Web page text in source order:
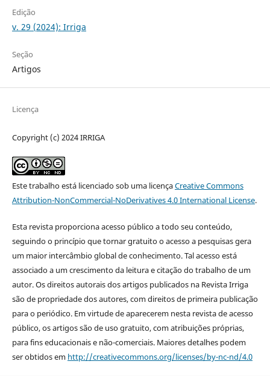
Edição
v. 29 (2024): Irriga
Seção
Artigos
Licença
Copyright (c) 2024 IRRIGA
Este trabalho está licenciado sob uma licençaCreative Commons
Attribution-NonCommercial-NoDerivatives 4.0 International License.
Esta revista proporciona acesso público a todo seu conteúdo,
seguindo o princípio que tornar gratuito o acesso a pesquisas gera
um maior intercâmbio global de conhecimento. Tal acesso está
associado a um crescimento da leitura e citação do trabalho de um
autor. Os direitos autorais dos artigos publicados na Revista Irriga
são de propriedade dos autores, com direitos de primeira publicação
para o periódico. Em virtude de aparecerem nesta revista de acesso
público, os artigos são de uso gratuito, com atribuições próprias,
para fins educacionais e não-comerciais. Maiores detalhes podem
ser obtidos em http://creativecommons.org/licenses/by-nc-nd/4.0